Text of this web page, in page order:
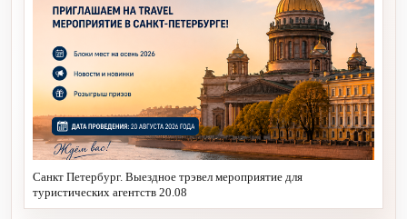
Санкт Петербург. Выездное трэвел мероприятие для
туристических агентств 20.08